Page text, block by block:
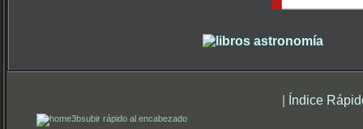
| Índice
subir rápido al encabezado